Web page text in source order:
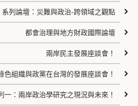
系列論壇：災難與政治-跨領域之觀點
都會治理與地方財政國際論壇
兩岸民主發展座談會！
色組織與政黨在台灣的發展座談會！
一：兩岸政治學研究之現況與未來！